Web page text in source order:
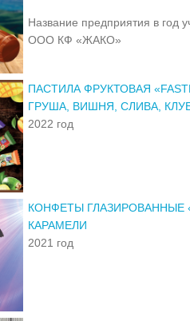
Название предприятия в год
ООО КФ «ЖАКО»
ПАСТИЛА ФРУКТОВАЯ
ГРУША, ВИШНЯ, СЛИВА,
2022 год
КОНФЕТЫ ГЛАЗИРОВАННЫЕ
КАРАМЕЛИ
2021 год